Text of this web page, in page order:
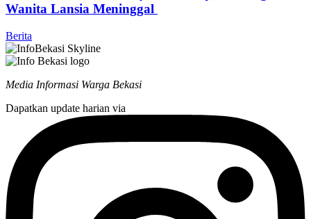
Wanita Lansia Meninggal
Berita
Media Informasi Warga Bekasi
Dapatkan update harian via